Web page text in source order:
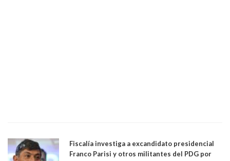
Fiscalía investiga a excandidato presidencial
Franco Parisi y otros militantes del PDG por